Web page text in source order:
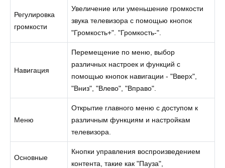
Регулировка
громкости
Увеличение или уменьшение громкости
звука телевизора с помощью кнопок
"Громкость+". "Громкость-".
Навигация
Перемещение по меню, выбор
различных настроек и функций с
помощью кнопок навигации - "Вверх",
"Вниз", "Влево", "Вправо".
Меню
Открытие главного меню с доступом к
различным функциям и настройкам
телевизора.
Основные
Кнопки управления воспроизведением
контента, такие как "Пауза",